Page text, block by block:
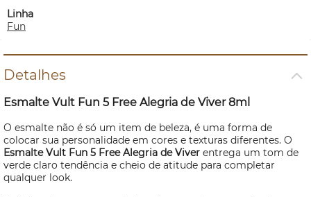
Linha
Fun
Detalhes
Esmalte Vult Fun 5 Free Alegria de Viver 8ml
O esmalte não é só um item de beleza, é uma forma de
colocar sua personalidade em cores e texturas diferentes. O
Esmalte Vult Fun 5 FreeAlegria de Viver entrega um tom de
verde claro tendência e cheio de atitude para completar
qualquer look.